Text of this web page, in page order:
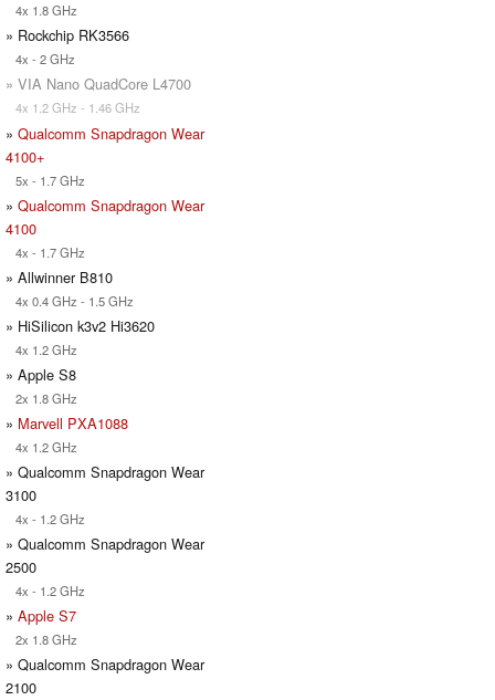
4x 1.8 GHz
» Rockchip RK3566
4x - 2 GHz
» VIA Nano QuadCore L4700
4x 1.2 GHz - 1.46 GHz
» Qualcomm Snapdragon Wear
4100+
5x - 1.7 GHz
» Qualcomm Snapdragon Wear
4100
4x - 1.7 GHz
» Allwinner B810
4x 0.4 GHz - 1.5 GHz
» HiSilicon k3v2 Hi3620
4x 1.2 GHz
» Apple S8
2x 1.8 GHz
» Marvell PXA1088
4x 1.2 GHz
» Qualcomm Snapdragon Wear
3100
4x - 1.2 GHz
» Qualcomm Snapdragon Wear
2500
4x - 1.2 GHz
» Apple S7
2x 1.8 GHz
» Qualcomm Snapdragon Wear
2100